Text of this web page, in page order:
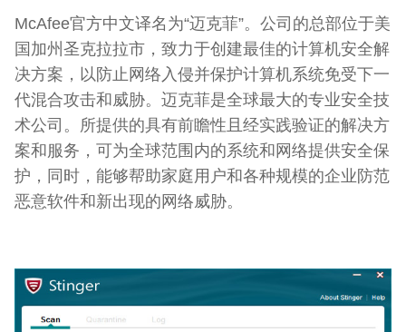
McAfee官方中文译名为“迈克菲”。公司的总部位于美
国加州圣克拉拉市，致力于创建最佳的计算机安全解
决方案，以防止网络入侵并保护计算机系统免受下一
代混合攻击和威胁。迈克菲是全球最大的专业安全技
术公司。所提供的具有前瞻性且经实践验证的解决方
案和服务，可为全球范围内的系统和网络提供安全保
护，同时，能够帮助家庭用户和各种规模的企业防范
恶意软件和新出现的网络威胁。